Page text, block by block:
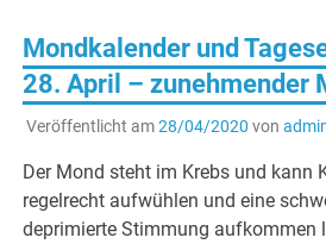
Mondkalender und
28. April – zunehmender
Veröffentlicht am28/04/2020 von
Der Mond steht im Krebs und kann
regelrecht aufwühlen und eine
deprimierte Stimmung aufkommen